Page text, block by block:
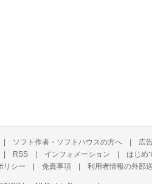
| ソフト作者・ソフトハウスの方へ | 広
| RSS | インフォメーション | はじめ
リシー | 免責事項 | 利用者情報の外部